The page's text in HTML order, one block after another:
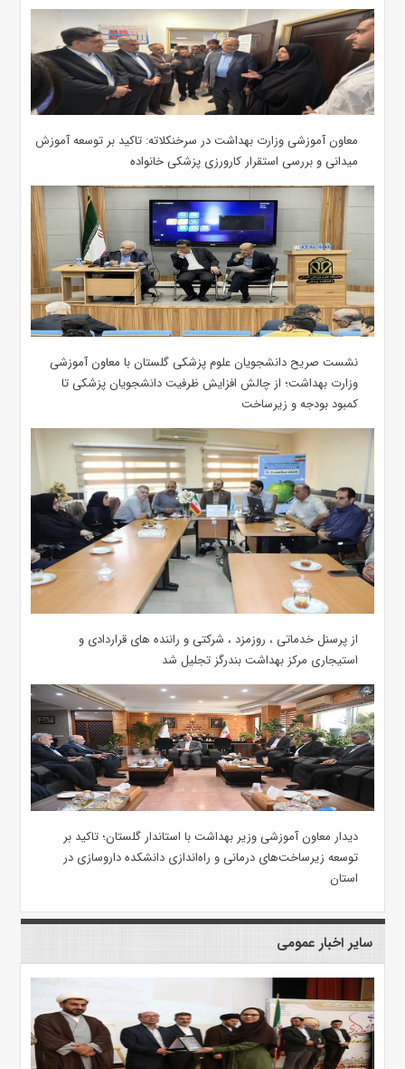
معاون آموزشی وزارت بهداشت در سرخنکلاته: تاکید بر توسعه آموزش
میدانی و بررسی استقرار کارورزی پزشکی ‌خانواده
نشست صریح دانشجویان علوم پزشکی گلستان با معاون آموزشی
وزارت بهداشت؛ از چالش افزایش ظرفیت دانشجویان ‌پزشکی تا
کمبود بودجه و زیرساخت
از پرسنل خدماتی ، روزمزد ، شرکتی و راننده های قراردادی و
استیجاری مرکز بهداشت بندرگز تجلیل شد
دیدار معاون آموزشی وزیر بهداشت با استاندار گلستان؛ تاکید بر
توسعه زیرساخت‌های درمانی و راه‌اندازی دانشکده داروسازی در
استان
سایر اخبار عمومی